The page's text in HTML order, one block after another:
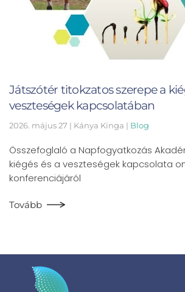
Játszótér titokzatos szerepe a
veszteségek kapcsolatában
2026. május 27 | Kánya Kinga | Blog
Összefoglaló a Napfogyatkozás
kiégés és a veszteségek kapcsolata
konferenciájáról
Tovább